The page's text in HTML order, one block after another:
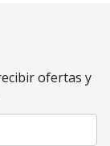
ofertas y